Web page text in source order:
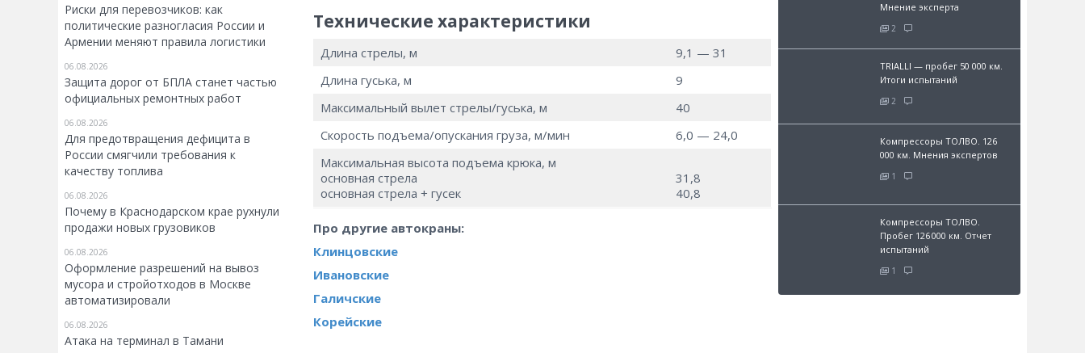
Риски для перевозчиков: как
политические разногласия России и
Армении меняют правила логистики
06.08.2026
Защита дорог от БПЛА станет частью
официальных ремонтных работ
06.08.2026
Для предотвращения дефицита в
России смягчили требования к
качеству топлива
06.08.2026
Почему в Краснодарском крае рухнули
продажи новых грузовиков
06.08.2026
Оформление разрешений на вывоз
мусора и стройотходов в Москве
автоматизировали
06.08.2026
Атака на терминал в Тамани
Технические характеристики
Длина стрелы, м
9,1 — 31
Длина гуська, м
9
Максимальный вылет стрелы/гуська, м
40
Скорость подъема/опускания груза, м/мин
6,0 — 24,0
Максимальная высота подъема крюка, м
основная стрела
основная стрела + гусек
31,8
40,8
Про другие автокраны:
Клинцовские
Ивановские
Галичские
Корейские
Мнение эксперта
2
TRIALLI — пробег 50 000 км.
Итоги испытаний
2
Компрессоры ТОЛВО. 126
000 км. Мнения экспертов
1
Компрессоры ТОЛВО.
Пробег 126 000 км. Отчет
испытаний
1